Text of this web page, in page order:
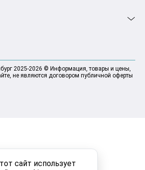
сайт использует
2025-2026 © Информация, товары и цены,
не являются договором публичной оферты